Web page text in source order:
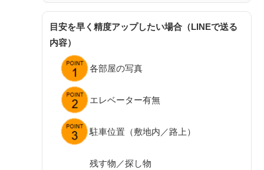
目安を早く精度アップしたい場合（LINEで送る
内容）
各部屋の写真
エレベーター有無
駐車位置（敷地内／路上）
残す物／探し物